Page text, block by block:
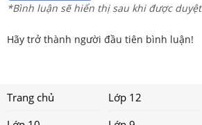
*Bình luận sẽ hiển thị sau khi được duyệt
Hãy trở thành người đầu tiên bình luận!
Trang chủ Lớp 12